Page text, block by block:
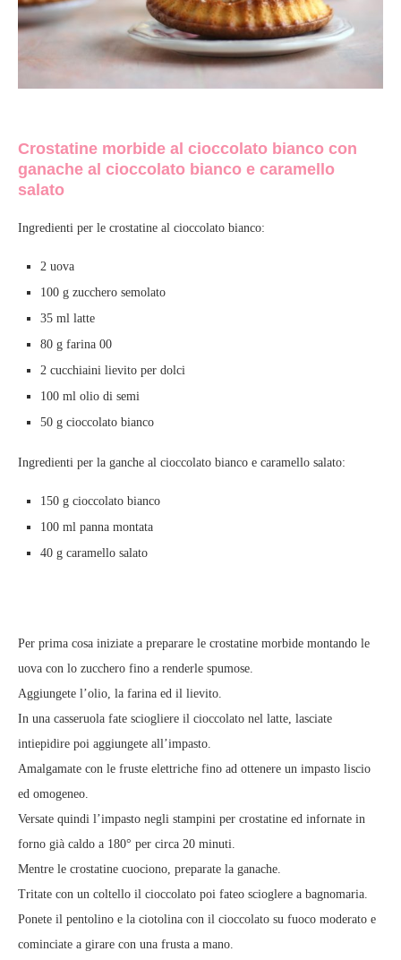
Crostatine morbide al cioccolato bianco con
ganache al cioccolato bianco e caramello
salato
Ingredienti per le crostatine al cioccolato bianco:
2 uova
100 g zucchero semolato
35 ml latte
80 g farina 00
2 cucchiaini lievito per dolci
100 ml olio di semi
50 g cioccolato bianco
Ingredienti per la ganche al cioccolato bianco e caramello salato:
150 g cioccolato bianco
100 ml panna montata
40 g caramello salato
Per prima cosa iniziate a preparare le crostatine morbide montando le
uova con lo zucchero fino a renderle spumose.
Aggiungete l’olio, la farina ed il lievito.
In una casseruola fate sciogliere il cioccolato nel latte, lasciate
intiepidire poi aggiungete all’impasto.
Amalgamate con le fruste elettriche fino ad ottenere un impasto liscio
ed omogeneo.
Versate quindi l’impasto negli stampini per crostatine ed infornate in
forno già caldo a 180° per circa 20 minuti.
Mentre le crostatine cuociono, preparate la ganache.
Tritate con un coltello il cioccolato poi fateo scioglere a bagnomaria.
Ponete il pentolino e la ciotolina con il cioccolato su fuoco moderato e
cominciate a girare con una frusta a mano.